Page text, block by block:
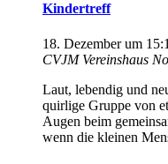
Kindertreff
18. Dezember um
CVJM Vereinshaus
Laut, lebendig und
quirlige Gruppe von
Augen beim
wenn die kleinen